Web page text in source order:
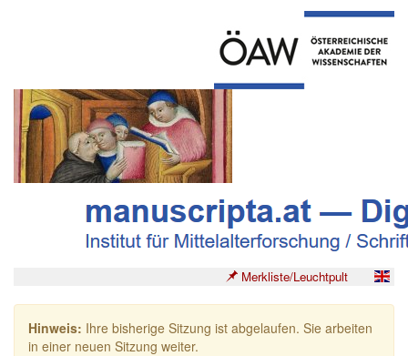
Merkliste/Leuchtpult
Hinweis: Ihre bisherige Sitzung ist abgelaufen. Sie arbeiten
in einer neuen Sitzung weiter.